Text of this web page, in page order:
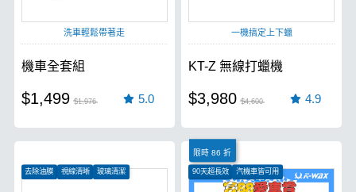
洗車輕鬆帶著走
機車全套組
$1,499 $1,976 5.0
一機搞定上下蠟
KT-Z 無線打蠟機
$3,980 $4,600 4.9
去除油膜 視線清晰 玻璃清潔
限時 86 折
90天超長效
汽機車皆可用
超強光澤、極致膜厚